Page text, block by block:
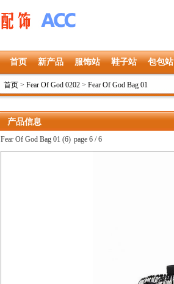
首页 新产品 服饰站 鞋子站 包包站
首页 > Fear Of God 0202 > Fear Of God Bag 01
产品信息
Fear Of God Bag 01 (6) page 6 / 6